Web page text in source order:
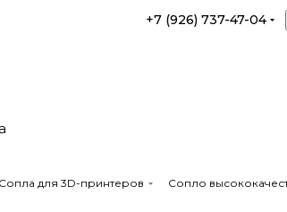
+7 (926) 737-47-04
Сопла для 3D-принтеров Сопло